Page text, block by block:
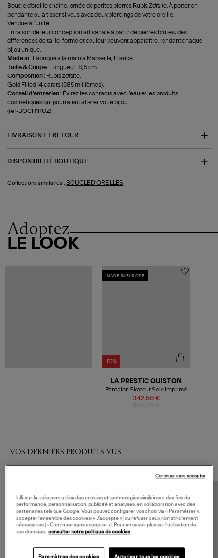
Boucle d'oreille chaîne, ornée de petites pierres Rubis Zoïsite. À porter en
pendante ou à tisser si vous avez deux piercings de votre oreille.
Vendue à l'unité.
En raison de leur conception artisanale à partir de pierres brutes, des
différences de taille, forme et couleur peuvent apparaître, rendant chaque
bijou unique.
Made in : Fabriqué à la main à Marseille, France.
Taille & Coupe :
Longueur : 8,5 cm.
Composition : Rubis zoïsite.
Gold Filled 14 carats (585 millièmes).
Conseil d'entretien : Évitez les contacts avec l’eau et les produits
cosmétiques qui pourraient altérer votre bijou.
(ref-BOCH1RUZ)
LIVRAISON ET RETOUR
DISPONIBILITÉ BOUTIQUE
Collections similaires : BOUCLE D'OREILLES
Adoptez
LE LOOK
MADE IN EUROPE
-50%
342,50 €
LA PRESTIC OUISTON
Pantalon Skateur Soie Imprimé
VOS DERNIERS PRODUITS VUS
lulli-sur-la-toile.com utilise des cookies et technologies similaires à des fins de
performance, personnalisation, publicité et analyses, en collaboration avec des
partenaires tels que Google. Vous pouvez configurer vos choix via « Paramétrer »,
accepter l’ensemble des cookies (« J’accepte ») ou refuser ceux non strictement
nécessaires (« Continuer sans accepter »). Pour en savoir plus sur l’utilisation de
vos données, consulter notre politique de cookies
Paramètres des cookies Autoriser tous les cookies
Continuer sans accepter